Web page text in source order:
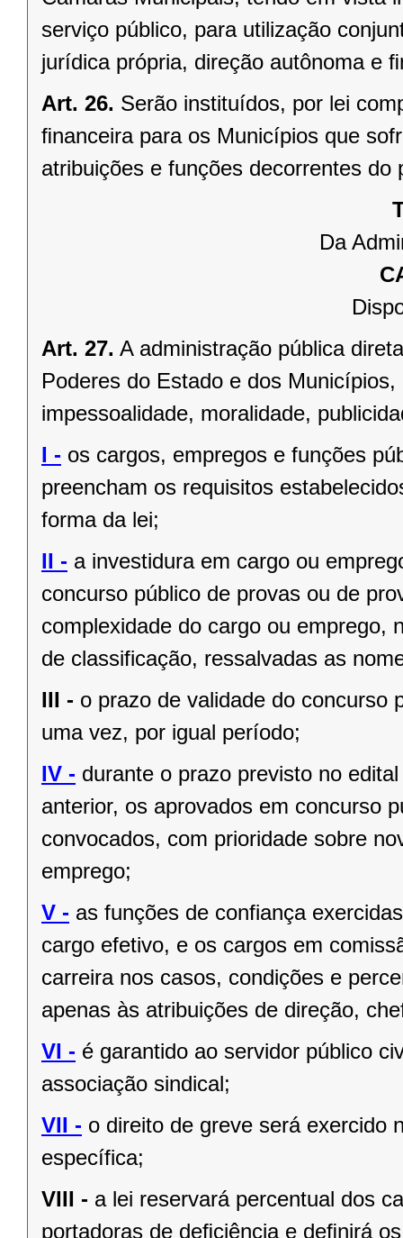
serviço público, para utilização
jurídica própria, direção autônoma e
Art. 26. Serão instituídos, por lei
ﬁnanceira para os Municípios que
atribuições e funções decorrentes do
Da
Art. 27. A administração pública
Poderes do Estado e dos
impessoalidade, moralidade,
I - os cargos, empregos e funções
preencham os requisitos
forma da lei;
II - a investidura em cargo ou
concurso público de provas ou de
complexidade do cargo ou emprego,
de classificação, ressalvadas as
III - o prazo de validade do concurso
uma vez, por igual período;
IV - durante o prazo previsto no
anterior, os aprovados em concurso
convocados, com prioridade sobre
emprego;
V - as funções de confiança
cargo efetivo, e os cargos em
carreira nos casos, condições e
apenas às atribuições de direção,
VI - é garantido ao servidor público
associação sindical;
VII - o direito de greve será exercido
específica;
VIII - a lei reservará percentual dos
portadoras de deﬁciência e deﬁnirá